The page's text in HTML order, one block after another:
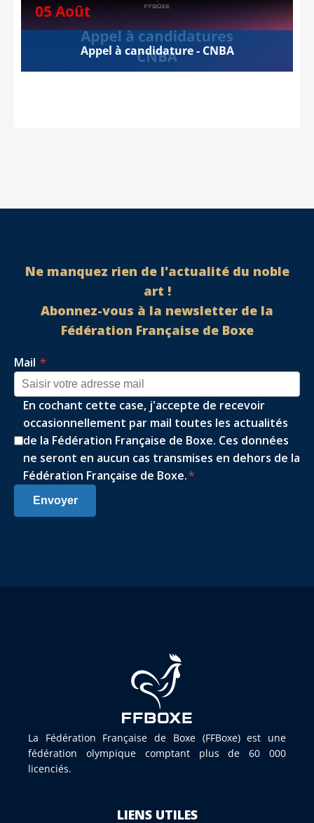
05 Août
Appel à candidature - CNBA
Ne manquez rien de l'actualité du noble
art !
Abonnez-vous à la newsletter de la
Fédération Française de Boxe
Mail *
En cochant cette case, j'accepte de recevoir
occasionnellement par mail toutes les actualités
de la Fédération Française de Boxe. Ces données
ne seront en aucun cas transmises en dehors de la
Fédération Française de Boxe.*
Envoyer
La Fédération Française de Boxe (FFBoxe) est une
fédération olympique comptant plus de 60 000
licenciés.
LIENS UTILES